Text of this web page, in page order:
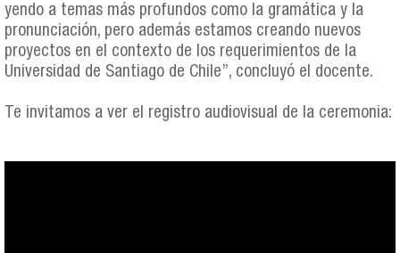
yendo a temas más profundos como la gramática y la
pronunciación, pero además estamos creando nuevos
proyectos en el contexto de los requerimientos de la
Universidad de Santiago de Chile”, concluyó el docente.
Te invitamos a ver el registro audiovisual de la ceremonia: